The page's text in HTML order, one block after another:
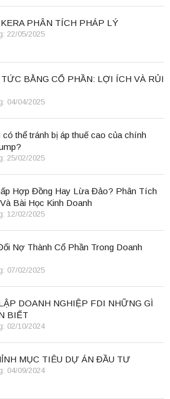
PHÂN TÍCH PHÁP LÝ
22/05/2025
BẰNG CỔ PHẦN: LỢI ÍCH VÀ RỦI
04/04/2025
có thể tránh bị áp thuế cao của chính
25/02/2025
Hợp Đồng Hay Lừa Đảo? Phân Tích
Bài Học Kinh Doanh
12/02/2025
Nợ Thành Cổ Phần Trong Doanh
07/02/2025
DOANH NGHIỆP FDI NHỮNG GÌ
BIẾT
02/10/2024
MỤC TIÊU DỰ ÁN ĐẦU TƯ
04/09/2024